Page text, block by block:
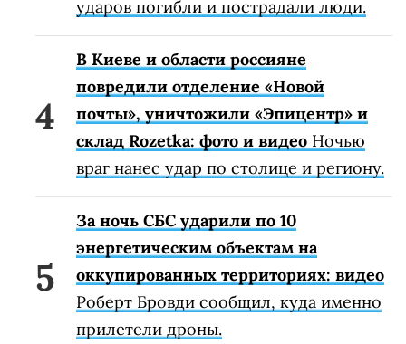
ударов погибли и пострадали люди.
В Киеве и области россияне
повредили отделение «Новой
почты», уничтожили «Эпицентр» и
склад Rozetka: фото и видео Ночью
враг нанес удар по столице и региону.
За ночь СБС ударили по 10
энергетическим объектам на
оккупированных территориях: видео
Роберт Бровди сообщил, куда именно
прилетели дроны.